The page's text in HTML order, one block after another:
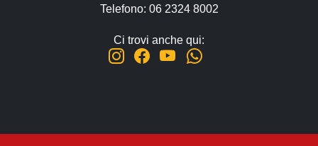
Telefono: 06 2324 8002
Ci trovi anche qui: